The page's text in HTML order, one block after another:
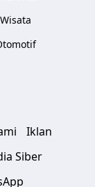
Wisata
Iklan
Siber